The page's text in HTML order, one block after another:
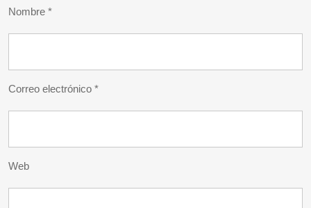
Nombre *
Correo electrónico *
Web